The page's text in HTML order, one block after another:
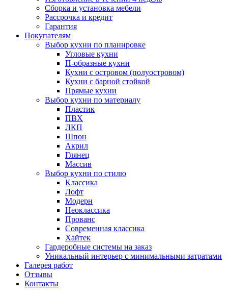
Сборка и установка мебели
Рассрочка и кредит
Гарантия
Покупателям
Выбор кухни по планировке
Угловые кухни
П-образные кухни
Кухни с островом (полуостровом)
Кухни с барной стойкой
Прямые кухни
Выбор кухни по материалу
Пластик
ПВХ
ЛКП
Шпон
Акрил
Глянец
Массив
Выбор кухни по стилю
Классика
Лофт
Модерн
Неоклассика
Прованс
Современная классика
Хайтек
Гардеробные системы на заказ
Уникальный интерьер с минимальными затратами
Галерея работ
Отзывы
Контакты